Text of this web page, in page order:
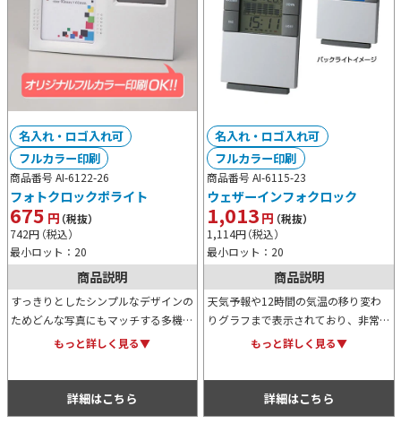
商品番号 AI-6122-26
フォトクロックポライト
675 円（税抜）
742円（税込）
最小ロット：20
名入れ・ロゴ入れ可
フルカラー印刷
商品説明
すっきりとしたシンプルなデザインの
ためどんな写真にもマッチする多機能
デジタル時計付きフォトスタンドで
もっと詳しく見る▼
詳細はこちら
商品番号 AI-6115-23
ウェザーインフォクロック
1,013円（税抜）
1,114円（税込）
最小ロット：20
名入れ・ロゴ入れ可
フルカラー印刷
商品説明
天気予報や12時間の気温の移り変わ
りグラフまで表示されており、非常に
便利なデジタルクロックです。バック
もっと詳しく見る▼
詳細はこちら